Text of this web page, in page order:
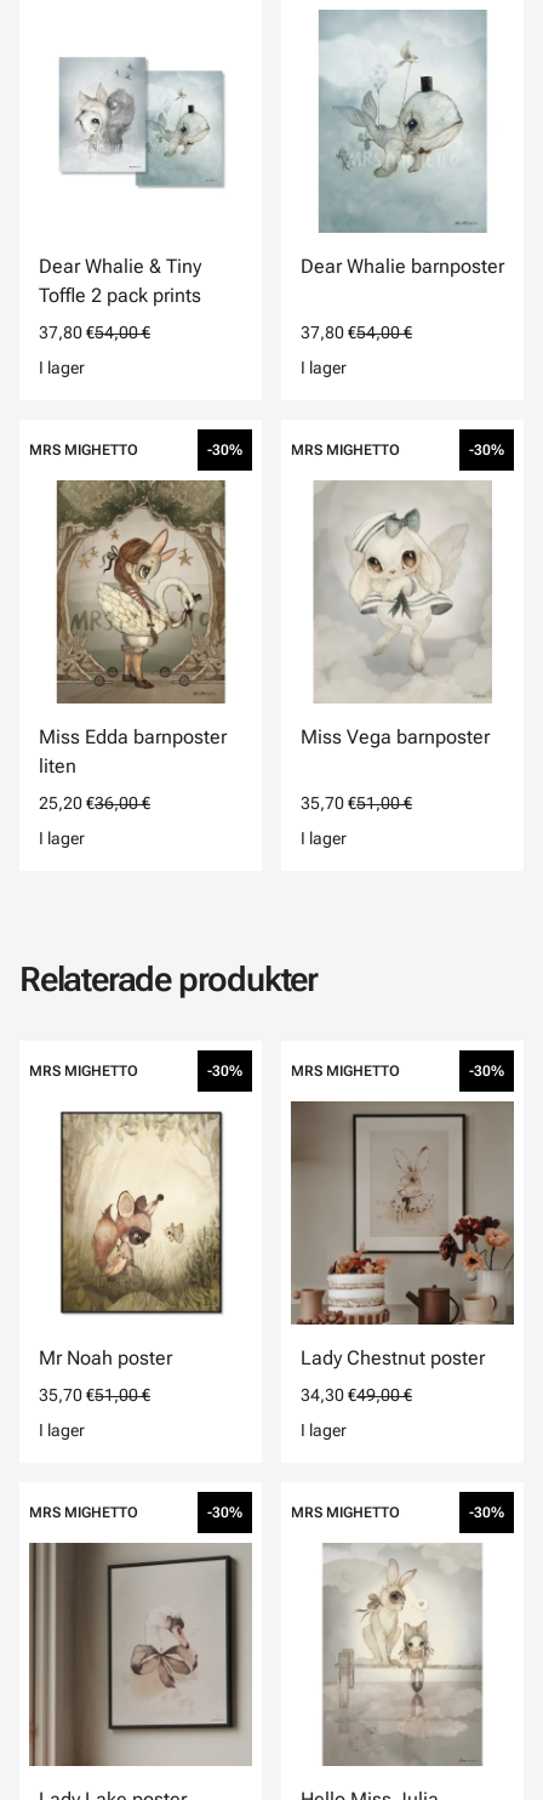
Dear Whalie & Tiny
Toffle 2 pack prints
37,80 €54,00 €
I lager
Dear Whalie barnposter
37,80 €54,00 €
I lager
MRS MIGHETTO -30%
Miss Edda barnposter
liten
25,20 €36,00 €
I lager
MRS MIGHETTO -30%
Miss Vega barnposter
35,70 €51,00 €
I lager
Relaterade produkter
MRS MIGHETTO -30%
Mr Noah poster
35,70 €51,00 €
I lager
MRS MIGHETTO -30%
Lady Chestnut poster
34,30 €49,00 €
I lager
MRS MIGHETTO -30% MRS MIGHETTO -30%